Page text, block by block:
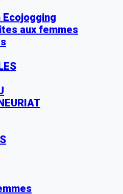
Ecojogging
aux femmes